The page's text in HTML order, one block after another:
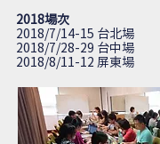
2018場次
2018/7/14-15 台北場
2018/7/28-29 台中場
2018/8/11-12 屏東場